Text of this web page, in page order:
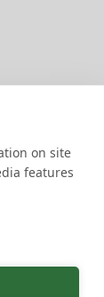
on site
features
- 3.666.347